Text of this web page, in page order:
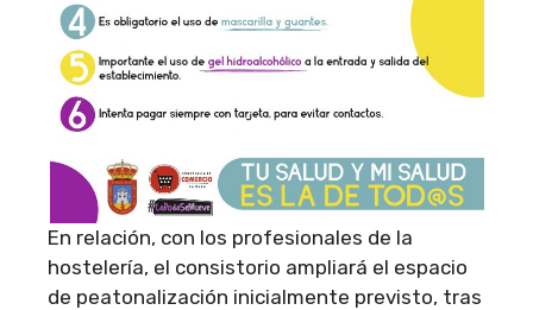
En relación, con los profesionales de la
hostelería, el consistorio ampliará el espacio
de peatonalización inicialmente previsto, tras